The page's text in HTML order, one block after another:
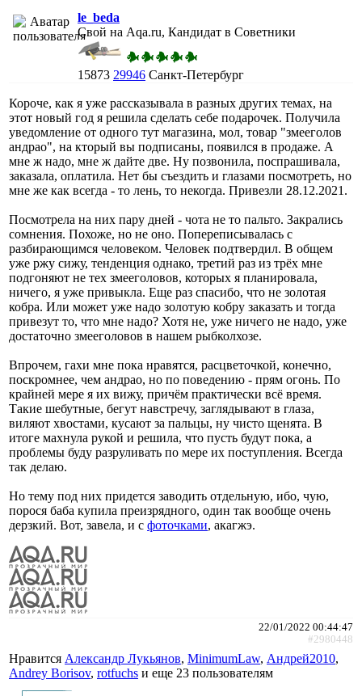
le_beda
Свой на Aqa.ru, Кандидат в Советники
15873 29946 Санкт-Петербург
Короче, как я уже рассказывала в разных других темах, на
этот новый год я решила сделать себе подарочек. Получила
уведомление от одного тут магазина, мол, товар "змееголов
андрао", на кторый вы подписаны, появился в продаже. А
мне ж надо, мне ж дайте две. Ну позвонила, поспрашивала,
заказала, оплатила. Нет бы съездить и глазами посмотреть, но
мне же как всегда - то лень, то некогда. Привезли 28.12.2021.
Посмотрела на них пару дней - чота не то пальто. Закрались
сомнения. Похоже, но не оно. Попереписывалась с
разбирающимся человеком. Человек подтвердил. В общем
уже ржу сижу, тенденция однако, третий раз из трёх мне
подгоняют не тех змееголовов, которых я планировала,
ничего, я уже привыкла. Еще раз спасибо, что не золотая
кобра. Или может уже надо золотую кобру заказать и тогда
привезут то, что мне надо? Хотя не, уже ничего не надо, уже
достаточно змееголовов в нашем рыбколхозе.
Впрочем, гахи мне пока нравятся, расцветочкой, конечно,
поскромнее, чем андрао, но по поведению - прям огонь. По
крайней мере я их вижу, причём практически всё время.
Такие шебутные, бегут навстречу, заглядывают в глаза,
виляют хвостами, кусают за пальцы, ну чисто щенята. В
итоге махнула рукой и решила, что пусть будут пока, а
проблемы буду разруливать по мере их поступления. Всегда
так делаю.
Но тему под них придется заводить отдельную, ибо, чую,
порося баба купила преизрядного, один так вообще очень
дерзкий. Вот, завела, и с фоточками, акагжэ.
22/01/2022 00:44:47
#2980448
Нравится Александр Лукьянов, MinimumLaw, Андрей2010,
Andrey Borisov, rotfuchs и еще 23 пользователям